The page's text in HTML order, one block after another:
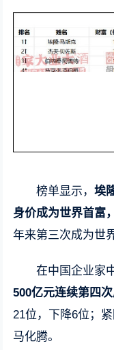
榜单显示，埃
身价成为世界首富
年来第三次成为世
在中国企业家
500亿元连续第四
21位，下降6位；
马化腾。